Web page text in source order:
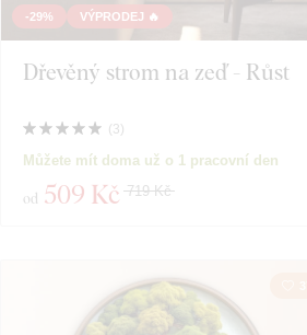
-29% VÝPRODEJ 🔥
Dřevěný strom na zeď - Růst
(3)
Můžete mít doma už o 1 pracovní den
od 509 Kč 719 Kč